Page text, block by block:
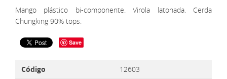
Mango plástico bi-componente. Virola latonada. Cerda
Chungking 90% tops.
Save
Código
12603